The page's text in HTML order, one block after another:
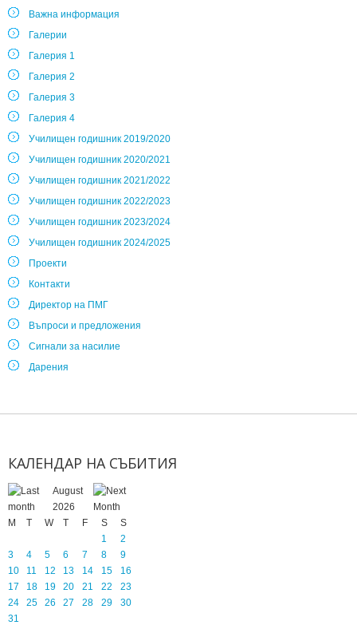
Важна информация
Галерии
Галерия 1
Галерия 2
Галерия 3
Галерия 4
Училищен годишник 2019/2020
Училищен годишник 2020/2021
Училищен годишник 2021/2022
Училищен годишник 2022/2023
Училищен годишник 2023/2024
Училищен годишник 2024/2025
Проекти
Контакти
Директор на ПМГ
Въпроси и предложения
Сигнали за насилие
Дарения
КАЛЕНДАР НА СЪБИТИЯ
August
2026
M
T W T F S
S
1
2
3
4 5 6 7 8
9
10
11 12 13 14 15
16
17
18 19 20 21 22
23
24
25 26 27 28 29
30
31